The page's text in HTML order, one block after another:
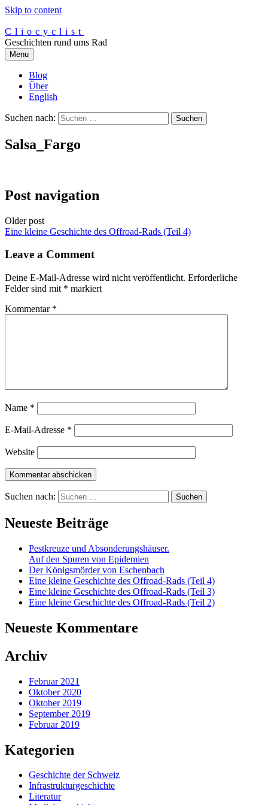
Skip to content
Cliocyclist
Geschichten rund ums Rad
Menu
Blog
Über
English
Suchen nach:
Salsa_Fargo
Post navigation
Older post
Eine kleine Geschichte des Offroad-Rads (Teil 4)
Leave a Comment
Deine E-Mail-Adresse wird nicht veröffentlicht. Erforderliche
Felder sind mit * markiert
Kommentar *
Name *
E-Mail-Adresse *
Website
Suchen nach:
Neueste Beiträge
Pestkreuze und Absonderungshäuser.
Auf den Spuren von Epidemien
Der Königsmörder von Eschenbach
Eine kleine Geschichte des Offroad-Rads (Teil 4)
Eine kleine Geschichte des Offroad-Rads (Teil 3)
Eine kleine Geschichte des Offroad-Rads (Teil 2)
Neueste Kommentare
Archiv
Februar 2021
Oktober 2020
Oktober 2019
September 2019
Februar 2019
Kategorien
Geschichte der Schweiz
Infrastrukturgeschichte
Literatur